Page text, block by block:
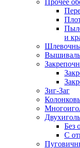
Прочее
и
Зиг-Заг
Без
С